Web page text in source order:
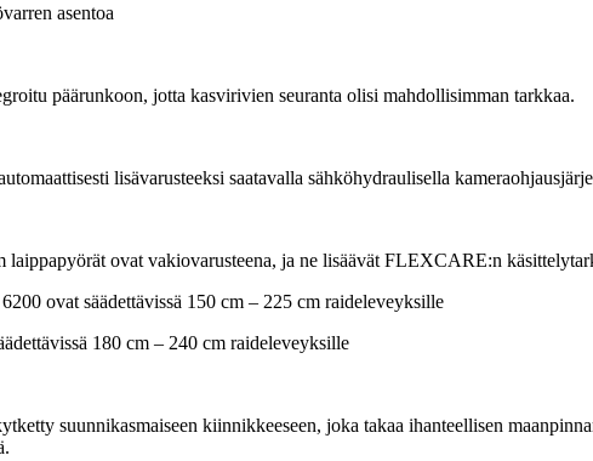
asentoa
päärunkoon, jotta kasvirivien seuranta olisi mahdollisimman tarkkaa.
lisävarusteeksi saatavalla sähköhydraulisella
laippapyörät ovat vakiovarusteena, ja ne lisäävät FLEXCARE:n
ovat säädettävissä 150 cm – 225 cm raideleveyksille
180 cm – 240 cm raideleveyksille
suunnikasmaiseen kiinnikkeeseen, joka takaa ihanteellisen